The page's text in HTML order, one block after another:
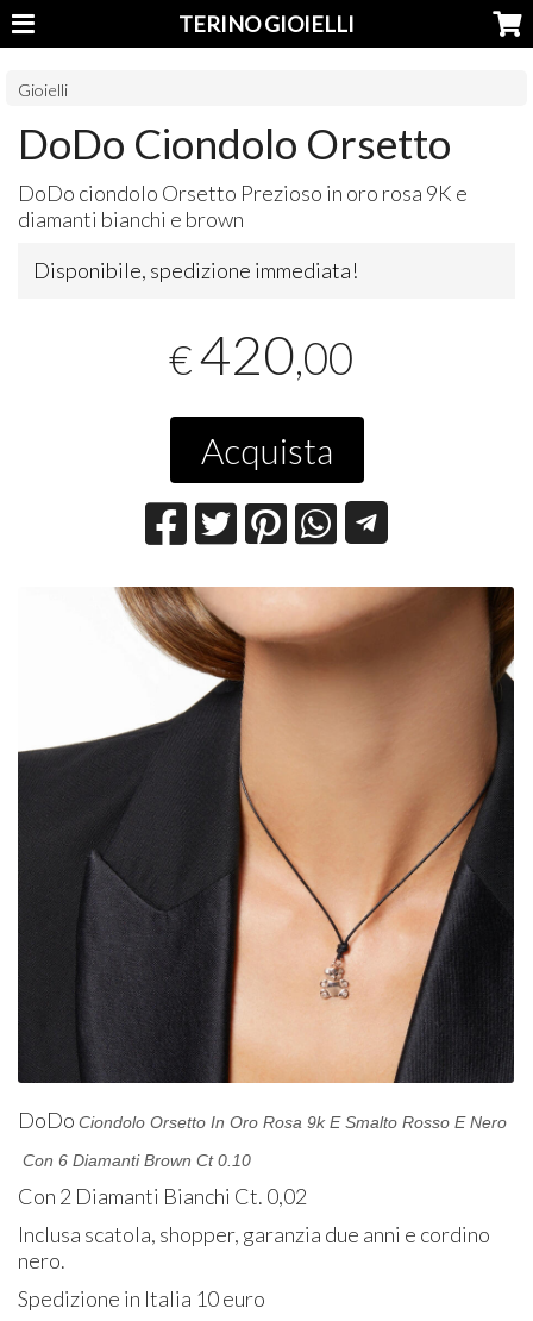
TERINO GIOIELLI
Gioielli
DoDo Ciondolo Orsetto
DoDo ciondolo Orsetto Prezioso in oro rosa 9K e
diamanti bianchi e brown
Disponibile, spedizione immediata!
€420,00
Acquista
DoDoCiondolo Orsetto In Oro Rosa 9k E Smalto Rosso E Nero
Con 6 Diamanti Brown Ct 0.10
Con 2 Diamanti Bianchi Ct. 0,02
Inclusa scatola, shopper, garanzia due anni e cordino
nero.
Spedizione in Italia 10 euro